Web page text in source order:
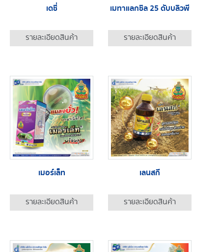
เดซี่
รายละเอียดสินค้า
เมทาแลกซิล 25 ดับบลิวพี
รายละเอียดสินค้า
เมอร์เล็ท
รายละเอียดสินค้า
เลนสกี
รายละเอียดสินค้า